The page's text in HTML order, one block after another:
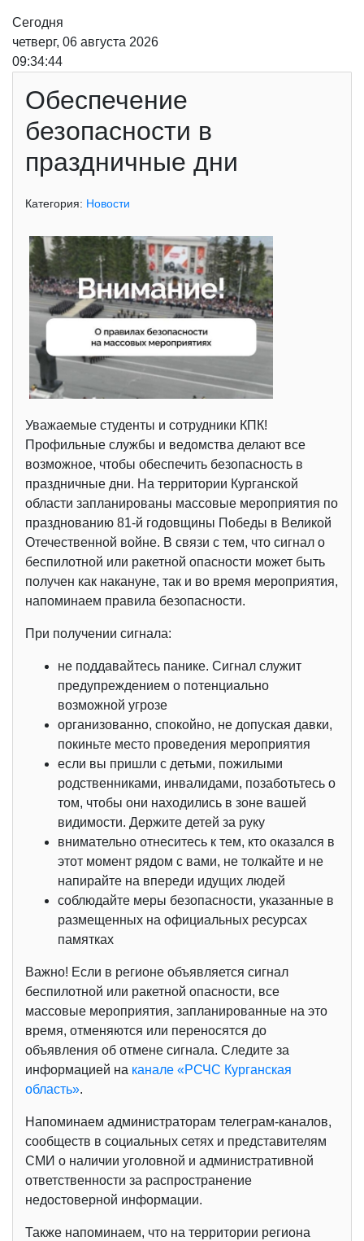
Сегодня
четверг, 06 августа 2026
09:34:44
Обеспечение
безопасности в
праздничные дни
Категория: Новости
Уважаемые студенты и сотрудники КПК!
Профильные службы и ведомства делают все
возможное, чтобы обеспечить безопасность в
праздничные дни. На территории Курганской
области запланированы массовые мероприятия по
празднованию 81-й годовщины Победы в Великой
Отечественной войне. В связи с тем, что сигнал о
беспилотной или ракетной опасности может быть
получен как накануне, так и во время мероприятия,
напоминаем правила безопасности.
При получении сигнала:
не поддавайтесь панике. Сигнал служит
предупреждением о потенциально
возможной угрозе
организованно, спокойно, не допуская давки,
покиньте место проведения мероприятия
если вы пришли с детьми, пожилыми
родственниками, инвалидами, позаботьтесь о
том, чтобы они находились в зоне вашей
видимости. Держите детей за руку
внимательно отнеситесь к тем, кто оказался в
этот момент рядом с вами, не толкайте и не
напирайте на впереди идущих людей
соблюдайте меры безопасности, указанные в
размещенных на официальных ресурсах
памятках
Важно! Если в регионе объявляется сигнал
беспилотной или ракетной опасности, все
массовые мероприятия, запланированные на это
время, отменяются или переносятся до
объявления об отмене сигнала. Следите за
информацией на канале «РСЧС Курганская
область».
Напоминаем администраторам телеграм-каналов,
сообществ в социальных сетях и представителям
СМИ о наличии уголовной и административной
ответственности за распространение
недостоверной информации.
Также напоминаем, что на территории региона